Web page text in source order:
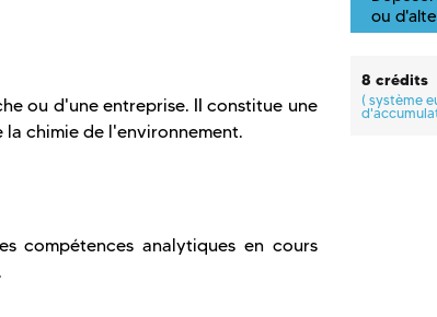
ou d'une entreprise. II constitue une
chimie de l'environnement.
compétences analytiques en cours
ou
8 crédits
( système